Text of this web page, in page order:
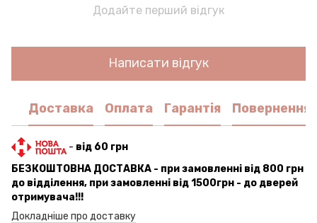
Додайте перший відгук
Написати відгук
Доставка Оплата Гарантія Повернення
- від 60 грн
БЕЗКОШТОВНА ДОСТАВКА - при замовленні від 800 грн
до відділення, при замовленні від 1500грн - до дверей
отримувача!!!
Докладніше про доставку